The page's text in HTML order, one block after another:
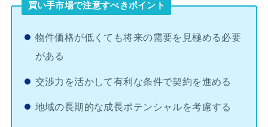
買い手市場で注意すべきポイント
物件価格が低くても将来の需要を見極める必要
がある
交渉力を活かして有利な条件で契約を進める
地域の長期的な成長ポテンシャルを考慮する